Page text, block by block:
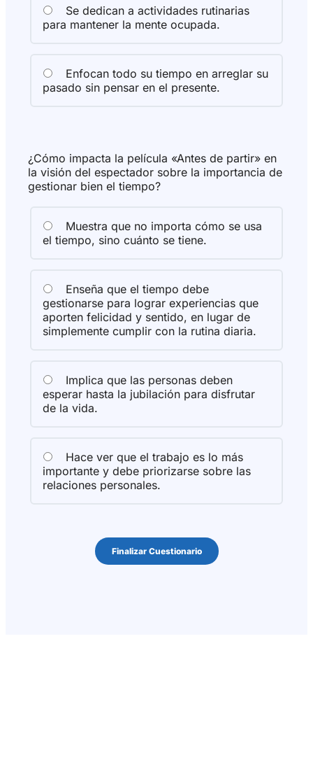
Se dedican a actividades rutinarias
para mantener la mente ocupada.
Enfocan todo su tiempo en arreglar su
pasado sin pensar en el presente.
¿Cómo impacta la película «Antes de partir» en
la visión del espectador sobre la importancia de
gestionar bien el tiempo?
Muestra que no importa cómo se usa
el tiempo, sino cuánto se tiene.
Enseña que el tiempo debe
gestionarse para lograr experiencias que
aporten felicidad y sentido, en lugar de
simplemente cumplir con la rutina diaria.
Implica que las personas deben
esperar hasta la jubilación para disfrutar
de la vida.
Hace ver que el trabajo es lo más
importante y debe priorizarse sobre las
relaciones personales.